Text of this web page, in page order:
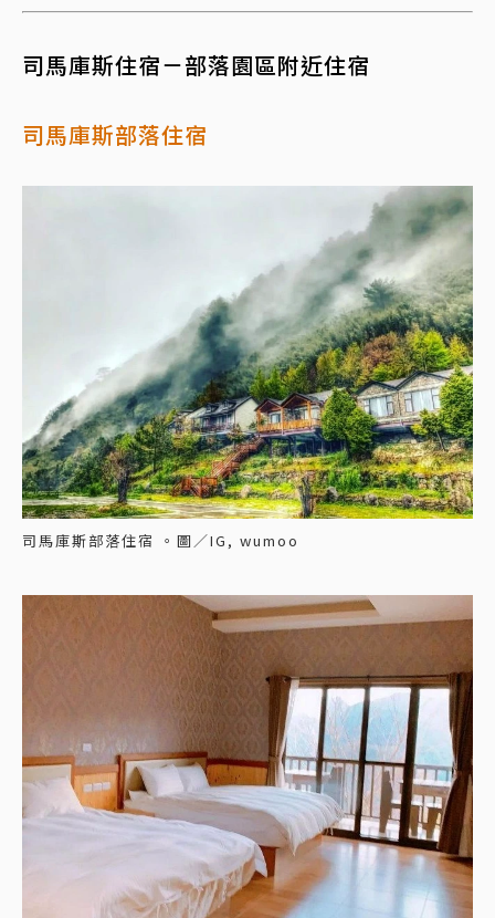
司馬庫斯住宿－部落園區附近住宿
司馬庫斯部落住宿
司馬庫斯部落住宿 。圖／IG, wumoo